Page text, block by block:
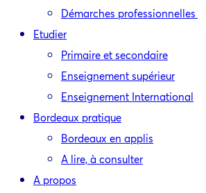
Démarches professionnelles
Etudier
Primaire et secondaire
Enseignement supérieur
Enseignement International
Bordeaux pratique
Bordeaux en applis
A lire, à consulter
A propos